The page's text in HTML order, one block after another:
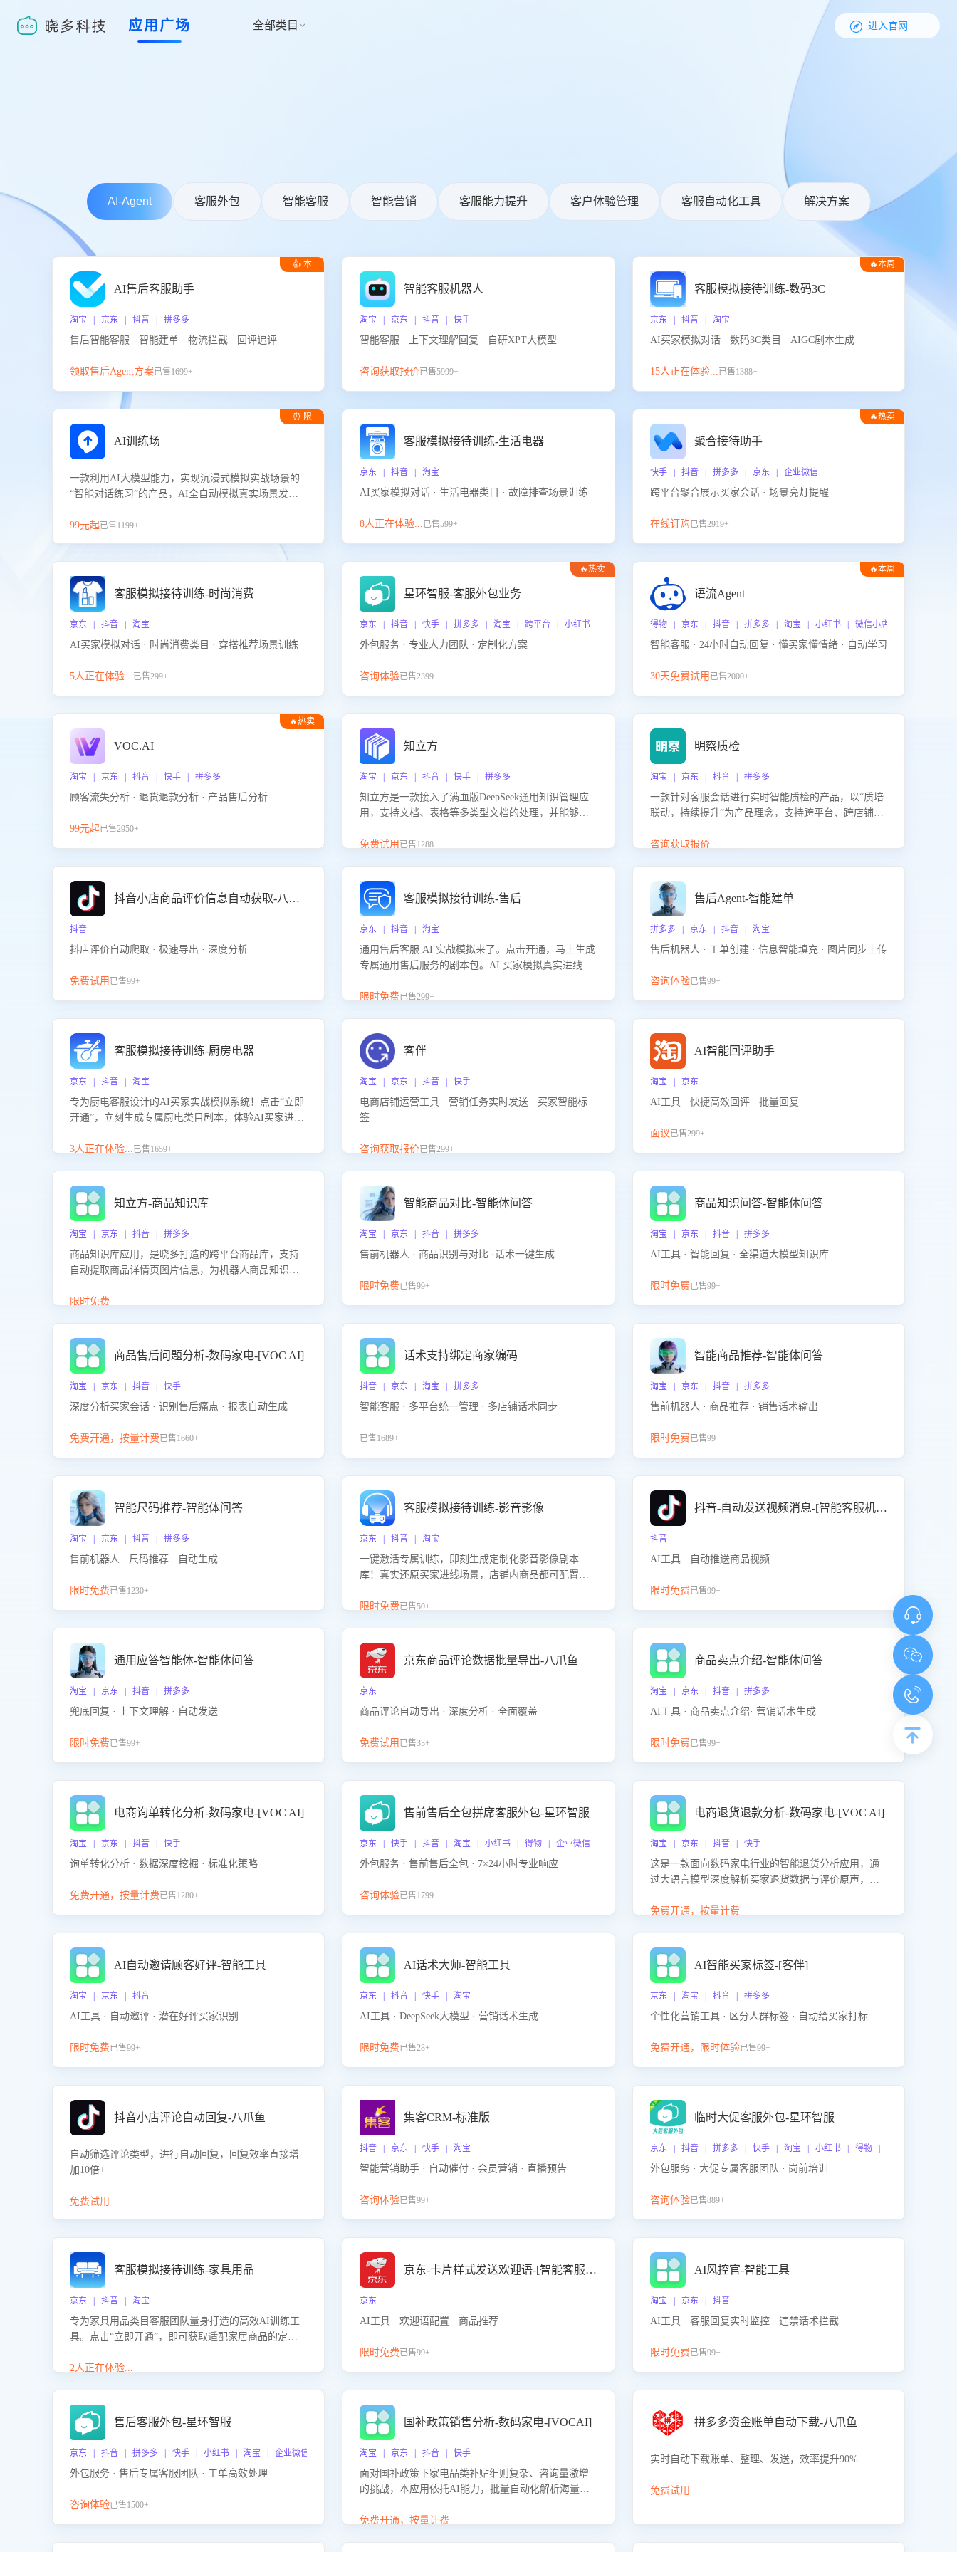
应用广场 全部类目   进入官网
AI-Agent 客服外包 智能客服 智能营销 客服能力提升 客户体验管理 客服自动化工具 解决方案
👍 本
AI售后客服助手
淘宝 | 京东 | 抖音 | 拼多多
售后智能客服 · 智能建单 · 物流拦截 · 回评追评
领取售后Agent方案已售1699+
智能客服机器人
淘宝 | 京东 | 抖音 | 快手
智能客服 · 上下文理解回复 · 自研XPT大模型
咨询获取报价已售5999+
🔥本周
客服模拟接待训练-数码3C
京东 | 抖音 | 淘宝
AI买家模拟对话 · 数码3C类目 · AIGC剧本生成
15人正在体验...已售1388+
⏰ 限
AI训练场
一款利用AI大模型能力，实现沉浸式模拟实战场景的
“智能对话练习”的产品，AI全自动模拟真实场景发生
提升客服团队的销服能力。
99元起已售1199+
客服模拟接待训练-生活电器
京东 | 抖音 | 淘宝
AI买家模拟对话 · 生活电器类目 · 故障排查场景训练
8人正在体验...已售599+
🔥热卖
聚合接待助手
快手 | 抖音 | 拼多多 | 京东 | 企业微信
跨平台聚合展示买家会话 · 场景亮灯提醒
在线订购已售2919+
客服模拟接待训练-时尚消费
京东 | 抖音 | 淘宝
AI买家模拟对话 · 时尚消费类目 · 穿搭推荐场景训练
5人正在体验...已售299+
🔥热卖
星环智服-客服外包业务
京东 | 抖音 | 快手 | 拼多多 | 淘宝 | 跨平台 | 小红书 | 得物 | 企业微信
外包服务 · 专业人力团队 · 定制化方案
咨询体验已售2399+
🔥本周
语流Agent
得物 | 京东 | 抖音 | 拼多多 | 淘宝 | 小红书 | 微信小店 | 快手 | 唯品
智能客服 · 24小时自动回复 · 懂买家懂情绪 · 自动学习
30天免费试用 已售2000+
🔥热卖
VOC.AI
淘宝 | 京东 | 抖音 | 快手 | 拼多多
顾客流失分析 · 退货退款分析 · 产品售后分析
99元起已售2950+
知立方
淘宝 | 京东 | 抖音 | 快手 | 拼多多
知立方是一款接入了满血版DeepSeek通用知识管理应
用，支持文档、表格等多类型文档的处理，并能够基
景提供强大的知识支持，帮助用户高效管理和利用知
免费试用 已售1288+
明察质检
淘宝 | 京东 | 抖音 | 拼多多
一款针对客服会话进行实时智能质检的产品，以“质培
联动，持续提升”为产品理念，支持跨平台、跨店铺的
联动，持续提升客服团队的销服能力。
咨询获取报价
抖音小店商品评价信息自动获取-八爪鱼
抖音
抖店评价自动爬取 · 极速导出 · 深度分析
免费试用 已售99+
客服模拟接待训练-售后
京东 | 抖音 | 淘宝
通用售后客服 AI 实战模拟来了。点击开通，马上生成
专属通用售后服务的剧本包。AI 买家模拟真实进线咨
咨询等售后场景的应对要点，轻松提升服务能力。
限时免费已售299+
售后Agent-智能建单
拼多多 | 京东 | 抖音 | 淘宝
售后机器人 · 工单创建 · 信息智能填充 · 图片同步上传
咨询体验已售99+
客服模拟接待训练-厨房电器
京东 | 抖音 | 淘宝
专为厨电客服设计的AI买家实战模拟系统！点击“立即
开通”，立刻生成专属厨电类目剧本，体验AI买家进线
能咨询”等真实场景应对技巧！
3人正在体验...已售1659+
客伴
淘宝 | 京东 | 抖音 | 快手
电商店铺运营工具 · 营销任务实时发送 · 买家智能标
签
咨询获取报价已售299+
AI智能回评助手
淘宝 | 京东
AI工具 · 快捷高效回评 · 批量回复
面议已售299+
知立方-商品知识库
淘宝 | 京东 | 抖音 | 拼多多
商品知识库应用，是晓多打造的跨平台商品库，支持
自动提取商品详情页图片信息，为机器人商品知识问
商品知识。
限时免费
智能商品对比-智能体问答
淘宝 | 京东 | 抖音 | 拼多多
售前机器人 · 商品识别与对比 ·话术一键生成
限时免费已售99+
商品知识问答-智能体问答
淘宝 | 京东 | 抖音 | 拼多多
AI工具 · 智能回复 · 全渠道大模型知识库
限时免费已售99+
商品售后问题分析-数码家电-[VOC AI]
淘宝 | 京东 | 抖音 | 快手
深度分析买家会话 · 识别售后痛点 · 报表自动生成
免费开通，按量计费已售1660+
话术支持绑定商家编码
抖音 | 京东 | 淘宝 | 拼多多
智能客服 · 多平台统一管理 · 多店铺话术同步
已售1689+
智能商品推荐-智能体问答
淘宝 | 京东 | 抖音 | 拼多多
售前机器人 · 商品推荐 · 销售话术输出
限时免费已售99+
智能尺码推荐-智能体问答
淘宝 | 京东 | 抖音 | 拼多多
售前机器人 · 尺码推荐 · 自动生成
限时免费已售1230+
客服模拟接待训练-影音影像
京东 | 抖音 | 淘宝
一键激活专属训练，即刻生成定制化影音影像剧本
库！真实还原买家进线场景，店铺内商品都可配置到
升客服售前转化率。点击 “立即开通”，快速获取影音
限时免费已售50+
抖音-自动发送视频消息-[智能客服机器人]
抖音
AI工具 · 自动推送商品视频
限时免费已售99+
通用应答智能体-智能体问答
淘宝 | 京东 | 抖音 | 拼多多
兜底回复 · 上下文理解 · 自动发送
限时免费已售99+
京东商品评论数据批量导出-八爪鱼
京东
商品评论自动导出 · 深度分析 · 全面覆盖
免费试用 已售33+
商品卖点介绍-智能体问答
淘宝 | 京东 | 抖音 | 拼多多
AI工具 · 商品卖点介绍· 营销话术生成
限时免费已售99+
电商询单转化分析-数码家电-[VOC AI]
淘宝 | 京东 | 抖音 | 快手
询单转化分析 · 数据深度挖掘 · 标准化策略
免费开通，按量计费已售1280+
售前售后全包拼席客服外包-星环智服
京东 | 快手 | 抖音 | 淘宝 | 小红书 | 得物 | 企业微信 | 跨平台
外包服务 · 售前售后全包 · 7×24小时专业响应
咨询体验已售1799+
电商退货退款分析-数码家电-[VOC AI]
淘宝 | 京东 | 抖音 | 快手
这是一款面向数码家电行业的智能退货分析应用，通
过大语言模型深度解析买家退货数据与评价原声，精
因，并输出可落地的改进建议，通过挖掘用户痛点驱
免费开通，按量计费
AI自动邀请顾客好评-智能工具
淘宝 | 京东 | 抖音
AI工具 · 自动邀评 · 潜在好评买家识别
限时免费已售99+
AI话术大师-智能工具
京东 | 抖音 | 快手 | 淘宝
AI工具 · DeepSeek大模型 · 营销话术生成
限时免费已售28+
AI智能买家标签-[客伴]
京东 | 淘宝 | 抖音 | 拼多多
个性化营销工具 · 区分人群标签 · 自动给买家打标
免费开通，限时体验已售99+
抖音小店评论自动回复-八爪鱼
自动筛选评论类型，进行自动回复，回复效率直接增
加10倍+
免费试用
集客CRM-标准版
抖音 | 京东 | 快手 | 淘宝
智能营销助手 · 自动催付 · 会员营销 · 直播预告
咨询体验已售99+
临时大促客服外包-星环智服
京东 | 抖音 | 拼多多 | 快手 | 淘宝 | 小红书 | 得物 | 企业微信
外包服务 · 大促专属客服团队 · 岗前培训
咨询体验已售889+
客服模拟接待训练-家具用品
京东 | 抖音 | 淘宝
专为家具用品类目客服团队量身打造的高效AI训练工
具。点击“立即开通”，即可获取适配家居商品的定制
客服在家具用品功能、尺寸参数咨询等高频场景下的
2人正在体验...
京东-卡片样式发送欢迎语-[智能客服机器人]
京东
AI工具 · 欢迎语配置 · 商品推荐
限时免费已售99+
AI风控官-智能工具
淘宝 | 京东 | 抖音
AI工具 · 客服回复实时监控 · 违禁话术拦截
限时免费已售99+
售后客服外包-星环智服
京东 | 抖音 | 拼多多 | 快手 | 小红书 | 淘宝 | 企业微信
外包服务 · 售后专属客服团队 · 工单高效处理
咨询体验已售1500+
国补政策销售分析-数码家电-[VOCAI]
淘宝 | 京东 | 抖音 | 快手
面对国补政策下家电品类补贴细则复杂、咨询量激增
的挑战，本应用依托AI能力，批量自动化解析海量客
政策的关注焦点与购买意向，深度洞察决策动因。同
免费开通，按量计费
拼多多资金账单自动下载-八爪鱼
实时自动下载账单、整理、发送，效率提升90%
免费试用